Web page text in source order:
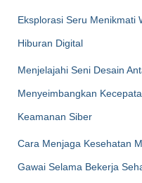
Eksplorasi Seru Menikmati
Hiburan Digital
Menjelajahi Seni Desain
Menyeimbangkan
Keamanan Siber
Cara Menjaga Kesehatan
Gawai Selama Bekerja